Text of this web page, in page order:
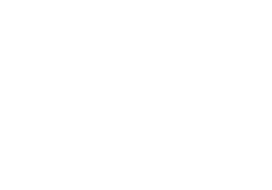
线网络联网，